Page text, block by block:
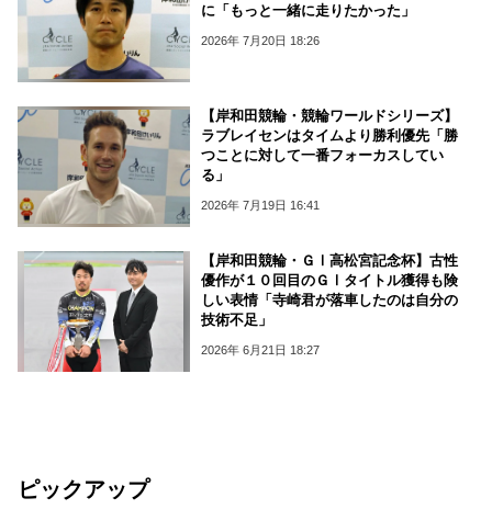
に「もっと一緒に走りたかった」
2026年 7月20日 18:26
【岸和田競輪・競輪ワールドシリーズ】
ラブレイセンはタイムより勝利優先「勝
つことに対して一番フォーカスしてい
る」
2026年 7月19日 16:41
【岸和田競輪・ＧⅠ高松宮記念杯】古性
優作が１０回目のＧⅠタイトル獲得も険
しい表情「寺崎君が落車したのは自分の
技術不足」
2026年 6月21日 18:27
ピックアップ